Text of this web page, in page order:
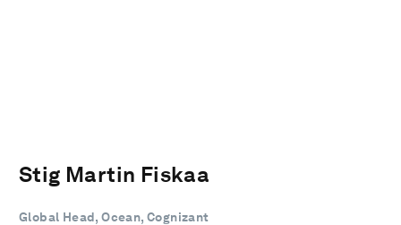
Stig Martin Fiskaa
Global Head, Ocean, Cognizant